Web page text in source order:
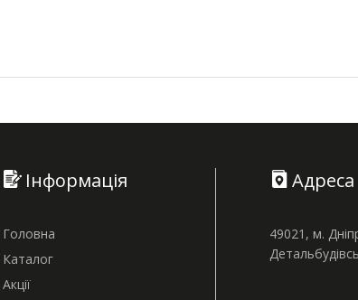
Інформація
Головна
Каталог
Акції
Адреса
49021, м.